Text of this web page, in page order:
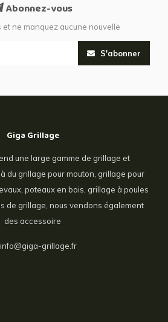
Abonnez-vous
ne manquez aucune nouvelle
S'abonner
Giga Grillage
une large gamme de grillage et
du grillage pour mouton, grillage pour
poteaux en bois, grillage à poules
de grillage, nous vendons également
des accessoire
info@giga-grillage.fr